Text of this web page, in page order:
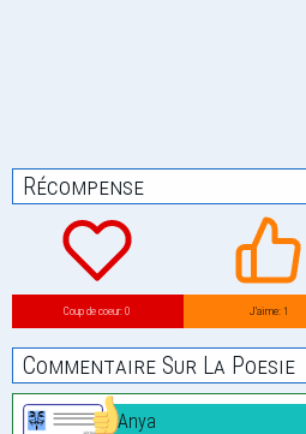
Récompense
Coup de coeur: 0 J’aime: 1
Commentaire Sur La Poesie
Anya